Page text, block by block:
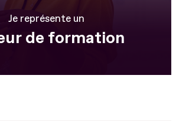
Je représente un
de formation